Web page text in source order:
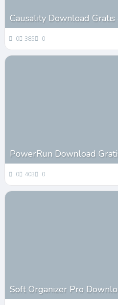
Causality Download Gratis
0 385 0
PowerRun Download
0 403 0
Soft Organizer Pro